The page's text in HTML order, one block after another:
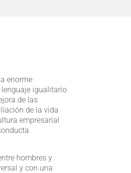
enorme
igualitario
de las
de la vida
empresarial
hombres y
y con una